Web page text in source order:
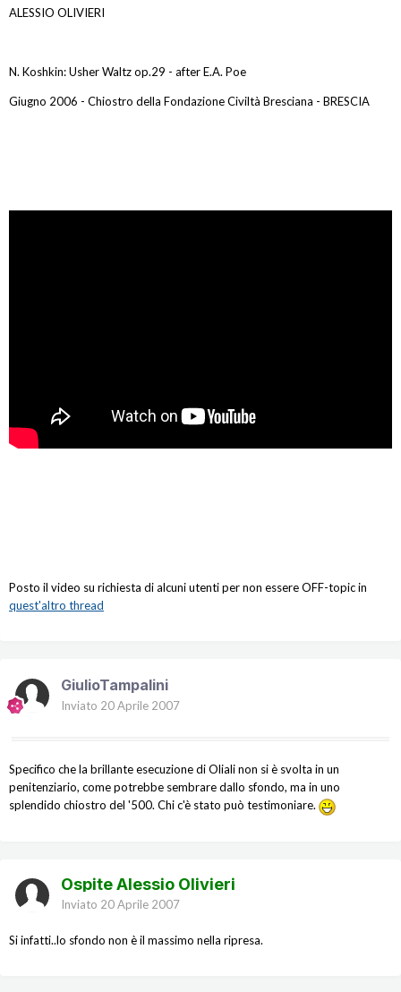
ALESSIO OLIVIERI
N. Koshkin: Usher Waltz op.29 - after E.A. Poe
Giugno 2006 - Chiostro della Fondazione Civiltà Bresciana - BRESCIA
Posto il video su richiesta di alcuni utenti per non essere OFF-topic in
quest'altro thread
GiulioTampalini
Inviato 20 Aprile 2007
Specifico che la brillante esecuzione di Oliali non si è svolta in un
penitenziario, come potrebbe sembrare dallo sfondo, ma in uno
splendido chiostro del '500. Chi c'è stato può testimoniare.
Ospite Alessio Olivieri
Inviato 20 Aprile 2007
Si infatti..lo sfondo non è il massimo nella ripresa.